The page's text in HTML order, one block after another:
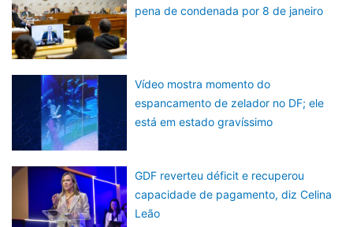
pena de condenada por 8 de janeiro
Vídeo mostra momento do
espancamento de zelador no DF; ele
está em estado gravíssimo
GDF reverteu déficit e recuperou
capacidade de pagamento, diz Celina
Leão